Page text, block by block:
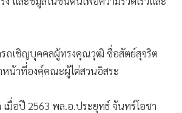
ถเชิญบุคคลผู้ทรงคุณวุฒิ ซื่อสัตย์สุจริต
น้าที่องคฺ์คณะผู้ไต่สวนอิสระ
เมื่อปี 2563 พล.อ.ประยุทธ์ จันทร์โอชา